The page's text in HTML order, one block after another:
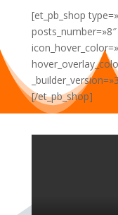
[et_pb_shop
[/et_pb_shop]